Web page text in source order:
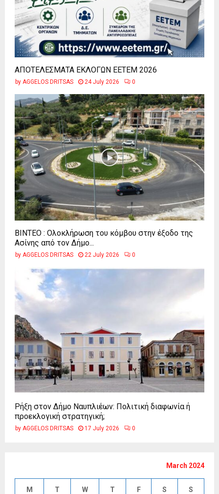
ΑΠΟΤΕΛΕΣΜΑΤΑ ΕΚΛΟΓΩΝ ΕΕΤΕΜ 2026
by AGGELOS DRITSAS 24 July 2026 0
ΒΙΝΤΕΟ : Ολοκλήρωση του κόμβου στην έξοδο της
Ασίνης από τον Δήμο...
by AGGELOS DRITSAS 22 July 2026 0
Ρήξη στον Δήμο Ναυπλιέων: Πολιτική διαφωνία ή
προεκλογική στρατηγική;
by AGGELOS DRITSAS 17 July 2026 0
March 2024
M T W T F S S